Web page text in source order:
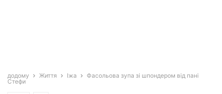
додому Життя Іжа
Фасольова зупа зі шпондером від пані
Стефи